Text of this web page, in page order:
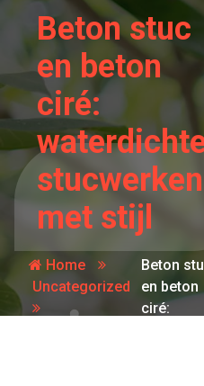
Beton stuc
en beton
ciré:
stucwerken
met stijl
Home
Uncategorized
Beton
en beton
ciré: